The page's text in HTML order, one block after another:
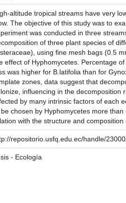
altitude tropical streams have very
The objective of this study was to
was conducted in three
of three plant species of
using fine mesh bags (0.5
effect of Hyphomycetes. Percentage
was higher for B.latifolia than for
zones, data suggest that
influencing in the decomposition
by many intrinsic factors of each
chosen by Hyphomycetes more
with the structure and
repositorio.usfq.edu.ec/handle/
- Ecología